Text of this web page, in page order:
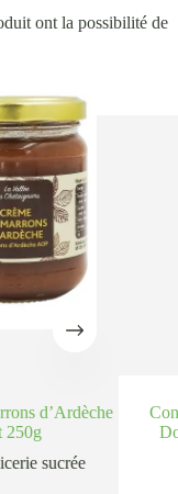
ont la possibilité de
d’Ardèche
250g
sucrée